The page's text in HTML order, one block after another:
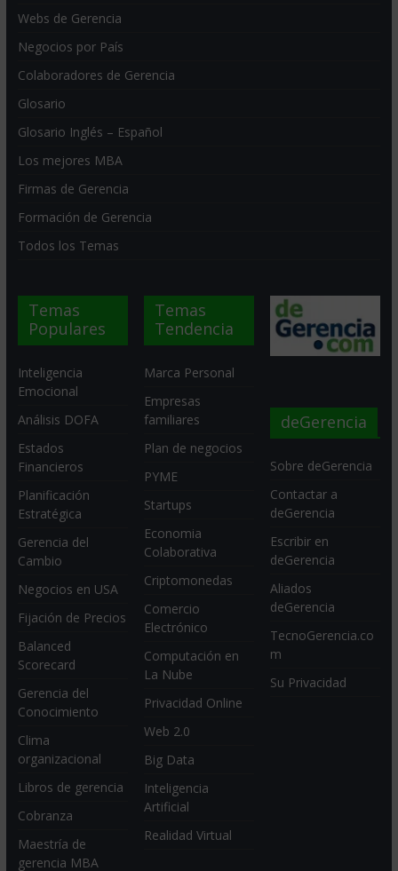
Webs de Gerencia
Negocios por País
Colaboradores de Gerencia
Glosario
Glosario Inglés – Español
Los mejores MBA
Firmas de Gerencia
Formación de Gerencia
Todos los Temas
Temas
Populares
Inteligencia
Emocional
Análisis DOFA
Estados
Financieros
Planificación
Estratégica
Gerencia del
Cambio
Negocios en USA
Fijación de Precios
Balanced
Scorecard
Gerencia del
Conocimiento
Clima
organizacional
Libros de gerencia
Cobranza
Maestría de
gerencia MBA
Temas
Tendencia
Marca Personal
Empresas
familiares
Plan de negocios
PYME
Startups
Economia
Colaborativa
Criptomonedas
Comercio
Electrónico
Computación en
La Nube
Privacidad Online
Web 2.0
Big Data
Inteligencia
Artificial
Realidad Virtual
deGerencia
Sobre deGerencia
Contactar a
deGerencia
Escribir en
deGerencia
Aliados
deGerencia
TecnoGerencia.co
m
Su Privacidad